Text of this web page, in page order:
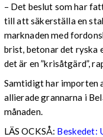
– Det beslut som har
till att säkerställa en
marknaden med
brist, betonar det
det är en ”krisåtgärd”,
Samtidigt har importen
allierade grannarna i
månaden.
LÄS OCKSÅ: Beskedet: